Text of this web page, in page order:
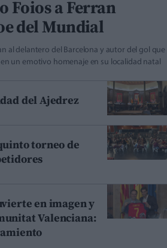
Foios a Ferran
del Mundial
al delantero del Barcelona y autor del gol que
un emotivo homenaje en su localidad natal
del Ajedrez
torneo de
en imagen y
Valenciana: